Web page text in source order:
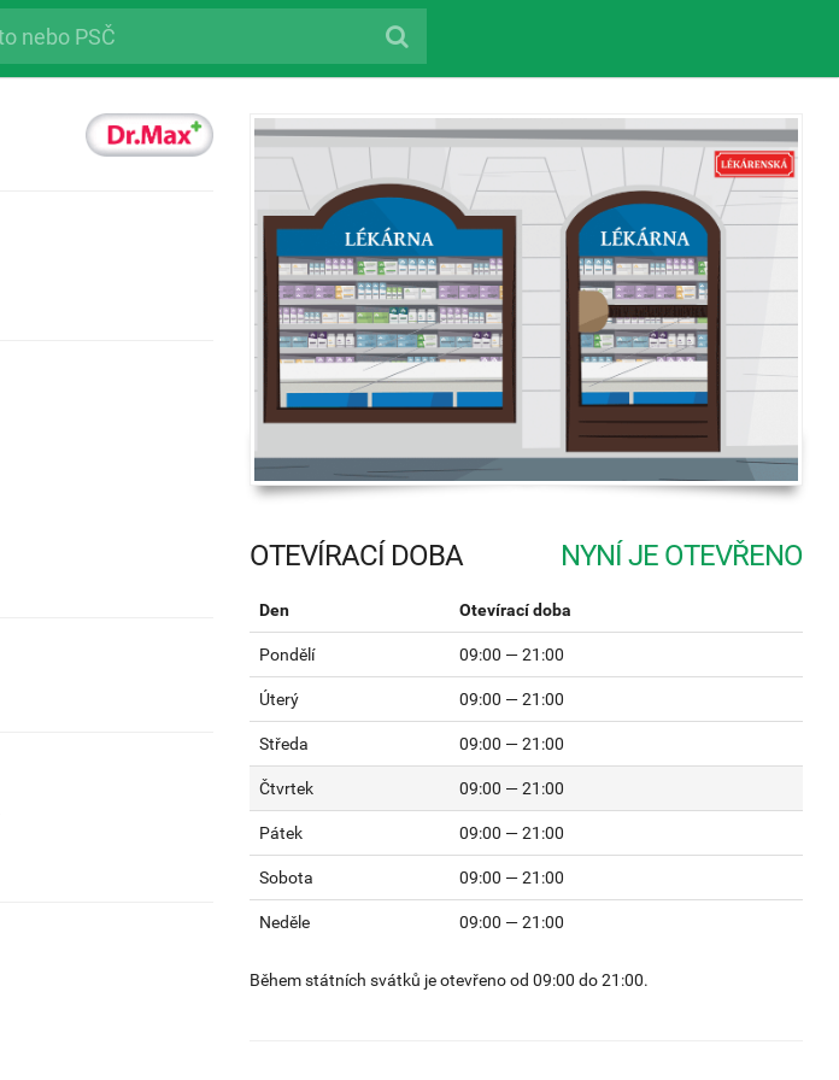
OTEVÍRACÍ DOBA
Den Otevírací doba
Pondělí 09:00 — 21:00
Úterý 09:00 — 21:00
Středa 09:00 — 21:00
Čtvrtek 09:00 — 21:00
Pátek 09:00 — 21:00
Sobota 09:00 — 21:00
Neděle 09:00 — 21:00
Během státních svátků je otevřeno od 09:00 do 21:00.